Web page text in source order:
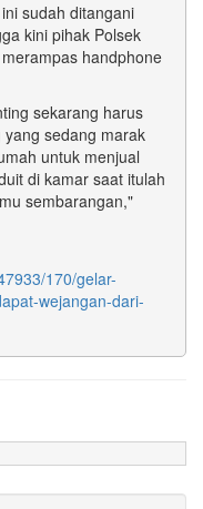
sudah ditangani
kini pihak Polsek
handphone
sekarang harus
sedang marak
untuk menjual
di kamar saat itulah
sembarangan,"
170/gelar-
wejangan-dari-